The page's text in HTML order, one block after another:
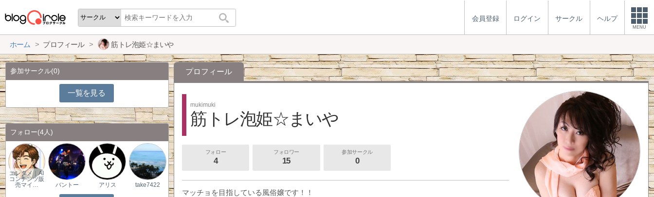
会員登録 ログイン サークル ヘルプ
MENU
ホーム プロフィール 筋トレ泡姫☆まいや
プロフィール
mukimuki
筋トレ泡姫☆まいや
フォロー
4
フォロワー
15
参加サークル
0
マッチョを目指している風俗嬢です！！
参加サークル(0)
一覧を見る
フォロー(4人)
エンタメ｜AI
コンテンツ販
売マイ…
バントー アリス take7422